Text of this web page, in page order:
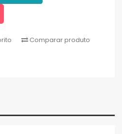
Comparar produto